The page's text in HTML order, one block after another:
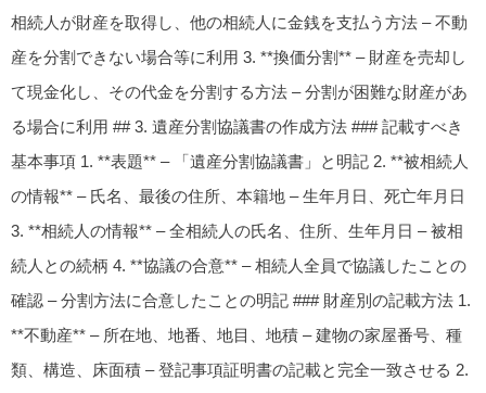
相続人が財産を取得し、他の相続人に金銭を支払う方法 – 不動
産を分割できない場合等に利用 3. **換価分割** – 財産を売却し
て現金化し、その代金を分割する方法 – 分割が困難な財産があ
る場合に利用 ## 3. 遺産分割協議書の作成方法 ### 記載すべき
基本事項 1. **表題** – 「遺産分割協議書」と明記 2. **被相続人
の情報** – 氏名、最後の住所、本籍地 – 生年月日、死亡年月日
3. **相続人の情報** – 全相続人の氏名、住所、生年月日 – 被相
続人との続柄 4. **協議の合意** – 相続人全員で協議したことの
確認 – 分割方法に合意したことの明記 ### 財産別の記載方法 1.
**不動産** – 所在地、地番、地目、地積 – 建物の家屋番号、種
類、構造、床面積 – 登記事項証明書の記載と完全一致させる 2.